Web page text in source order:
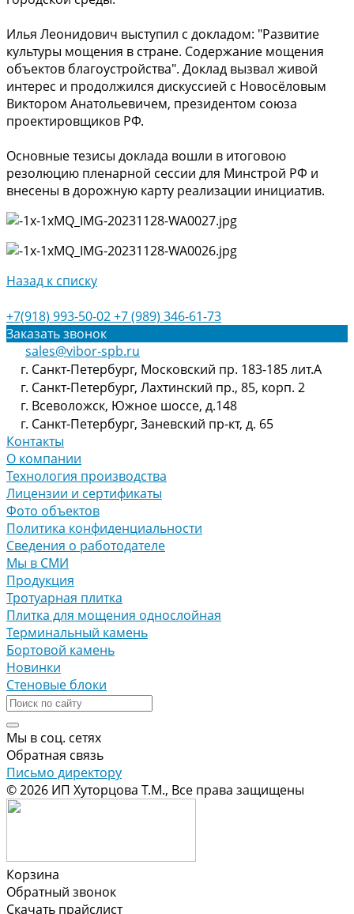
Илья Леонидович выступил с докладом: "Развитие
культуры мощения в стране. Содержание мощения
объектов благоустройства". Доклад вызвал живой
интерес и продолжился дискуссией с Новосёловым
Виктором Анатольевичем, президентом союза
проектировщиков РФ.
Основные тезисы доклада вошли в итоговою
резолюцию пленарной сессии для Минстрой РФ и
внесены в дорожную карту реализации инициатив.
Назад к списку
+7(918) 993-50-02+7 (989) 346-61-73
Заказать звонок
sales@vibor-spb.ru
г. Санкт-Петербург, Московский пр. 183-185 лит.А
г. Санкт-Петербург, Лахтинский пр., 85, корп. 2
г. Всеволожск, Южное шоссе, д.148
г. Санкт-Петербург, Заневский пр-кт, д. 65
Контакты
О компании
Технология производства
Лицензии и сертификаты
Фото объектов
Политика конфиденциальности
Сведения о работодателе
Мы в СМИ
Продукция
Тротуарная плитка
Плитка для мощения однослойная
Терминальный камень
Бортовой камень
Новинки
Стеновые блоки
Мы в соц. сетях
Обратная связь
Письмо директору
© 2026 ИП Хуторцова Т.М., Все права защищены
Корзина
Обратный звонок
Скачать прайслист